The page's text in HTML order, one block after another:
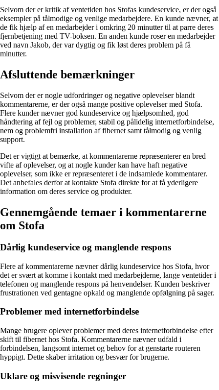
Selvom der er kritik af ventetiden hos Stofas kundeservice, er der også
eksempler på tålmodige og venlige medarbejdere. En kunde nævner, at
de fik hjælp af en medarbejder i omkring 20 minutter til at parre deres
fjernbetjening med TV-boksen. En anden kunde roser en medarbejder
ved navn Jakob, der var dygtig og fik løst deres problem på få
minutter.
Afsluttende bemærkninger
Selvom der er nogle udfordringer og negative oplevelser blandt
kommentarerne, er der også mange positive oplevelser med Stofa.
Flere kunder nævner god kundeservice og hjælpsomhed, god
håndtering af fejl og problemer, stabil og pålidelig internetforbindelse,
nem og problemfri installation af fibernet samt tålmodig og venlig
support.
Det er vigtigt at bemærke, at kommentarerne repræsenterer en bred
vifte af oplevelser, og at nogle kunder kan have haft negative
oplevelser, som ikke er repræsenteret i de indsamlede kommentarer.
Det anbefales derfor at kontakte Stofa direkte for at få yderligere
information om deres service og produkter.
Gennemgående temaer i kommentarerne
om Stofa
Dårlig kundeservice og manglende respons
Flere af kommentarerne nævner dårlig kundeservice hos Stofa, hvor
det er svært at komme i kontakt med medarbejderne, lange ventetider i
telefonen og manglende respons på henvendelser. Kunden beskriver
frustrationen ved gentagne opkald og manglende opfølgning på sager.
Problemer med internetforbindelse
Mange brugere oplever problemer med deres internetforbindelse efter
skift til fibernet hos Stofa. Kommentarerne nævner udfald i
forbindelsen, langsomt internet og behov for at genstarte routeren
hyppigt. Dette skaber irritation og besvær for brugerne.
Uklare og misvisende regninger